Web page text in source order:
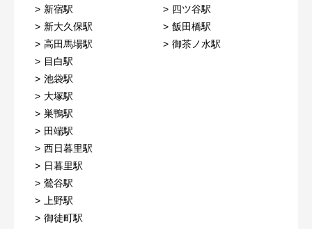
新宿駅
新大久保駅
高田馬場駅
目白駅
池袋駅
大塚駅
巣鴨駅
田端駅
西日暮里駅
日暮里駅
鶯谷駅
上野駅
御徒町駅
四ツ谷駅
飯田橋駅
御茶ノ水駅